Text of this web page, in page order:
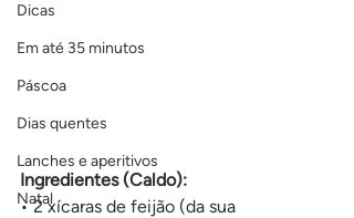
Dicas
Em até 35 minutos
Páscoa
Dias quentes
Lanches e aperitivos
Natal
Ingredientes (Caldo):
• 2 xícaras de feijão (da sua